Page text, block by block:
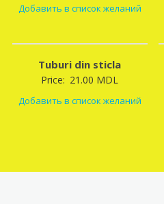
Добавить в список желаний
Tuburi din sticla
Price: 21.00 MDL
Добавить в список желаний